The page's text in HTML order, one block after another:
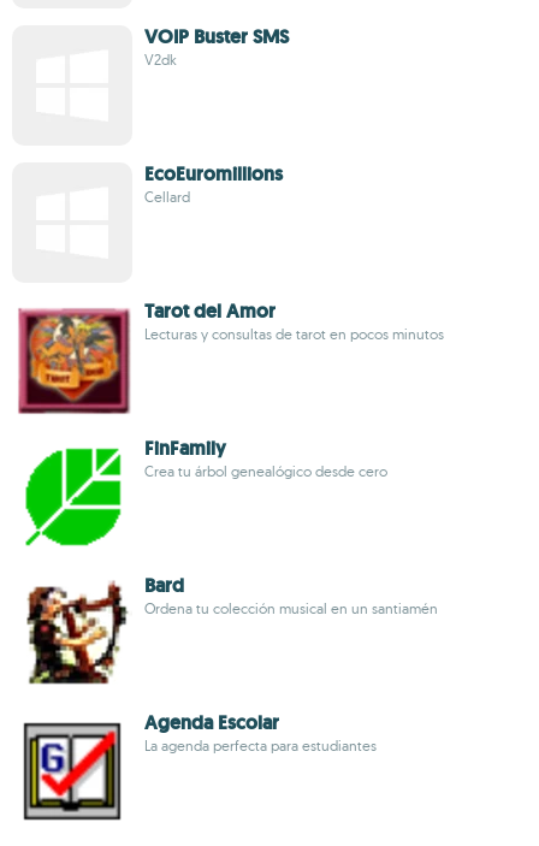
VOIP Buster SMS
V2dk
EcoEuromillions
Cellard
Tarot del Amor
Lecturas y consultas de tarot en pocos minutos
FinFamily
Crea tu árbol genealógico desde cero
Bard
Ordena tu colección musical en un santiamén
Agenda Escolar
La agenda perfecta para estudiantes